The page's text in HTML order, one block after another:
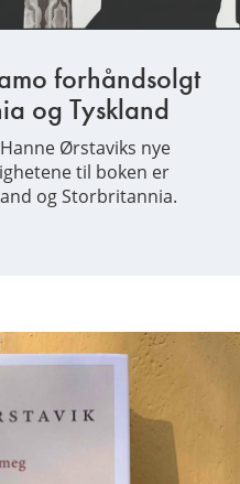
forhåndsolgt
og Tyskland
Ørstaviks nye
til boken er
og Storbritannia.